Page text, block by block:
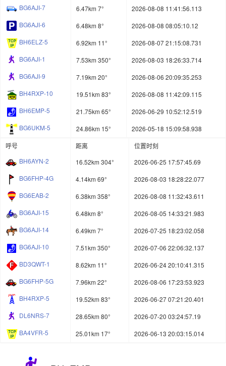
BG6AJI-7
6.47km 7°
2026-08-08 11:41:56.113
BG6AJI-6
6.48km 8°
2026-08-08 08:05:10.12
BH6ELZ-5
6.92km 11°
2026-08-07 21:15:08.731
BG6AJI-1
7.53km 350°
2026-08-03 18:26:33.714
BG6AJI-9
7.19km 20°
2026-08-06 20:09:35.253
BH4RXP-10
19.51km 83°
2026-08-08 11:42:09.115
BH6EMP-5
21.75km 65°
2026-06-29 10:52:12.519
BG6UKM-5
24.86km 15°
2026-05-18 15:09:58.938
呼号
距离
位置时刻
BH6AYN-2
16.52km 304°
2026-06-25 17:57:45.69
BG6FHP-4G
4.14km 69°
2026-08-03 18:28:22.077
BG6EAB-2
6.38km 358°
2026-08-08 11:32:43.611
BG6AJI-15
6.48km 8°
2026-08-05 14:33:21.983
BG6AJI-14
6.49km 7°
2026-07-25 18:23:02.058
BG6AJI-10
7.51km 350°
2026-07-06 22:06:32.137
BD3QWT-1
8.62km 11°
2026-06-24 20:10:41.315
BG6FHP-5G
7.96km 22°
2026-08-06 17:23:53.923
BH4RXP-5
19.52km 83°
2026-06-27 07:21:20.401
DL6NRS-7
28.65km 80°
2026-07-20 03:24:57.19
BA4VFR-5
25.01km 17° 2026-06-13 20:03:15.014